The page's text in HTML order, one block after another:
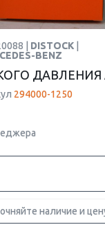
| DISTOCK
BENZ
ДАВЛЕНИЯ
294000-1250
наличие и